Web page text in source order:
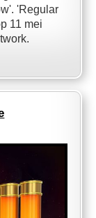
'Regular
11 mei